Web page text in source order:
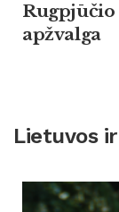
Rugpjūčio
apžvalga
Lietuvos